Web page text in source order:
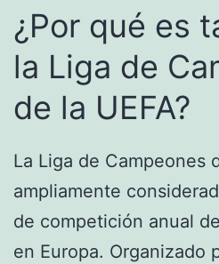
¿Por qué es
la Liga de
de la UEFA?
La Liga de Campeones
ampliamente
de competición anual
en Europa. Organizado